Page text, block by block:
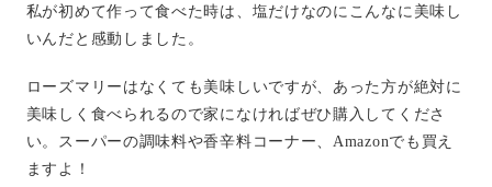
私が初めて作って食べた時は、塩だけなのにこんなに美味し
いんだと感動しました。
ローズマリーはなくても美味しいですが、あった方が絶対に
美味しく食べられるので家になければぜひ購入してくださ
い。スーパーの調味料や香辛料コーナー、Amazonでも買え
ますよ！